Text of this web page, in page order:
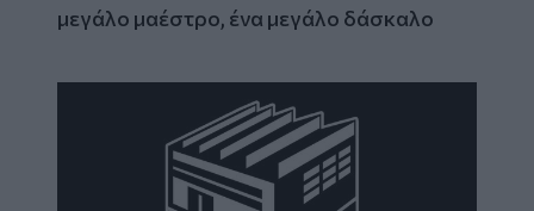
μεγάλο μαέστρο, ένα μεγάλο δάσκαλο